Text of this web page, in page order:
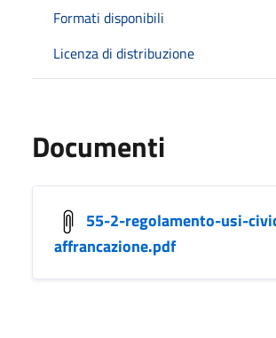
Formati disponibili
Licenza di distribuzione
Documenti
55-2-regolamento-usi-
affrancazione.pdf